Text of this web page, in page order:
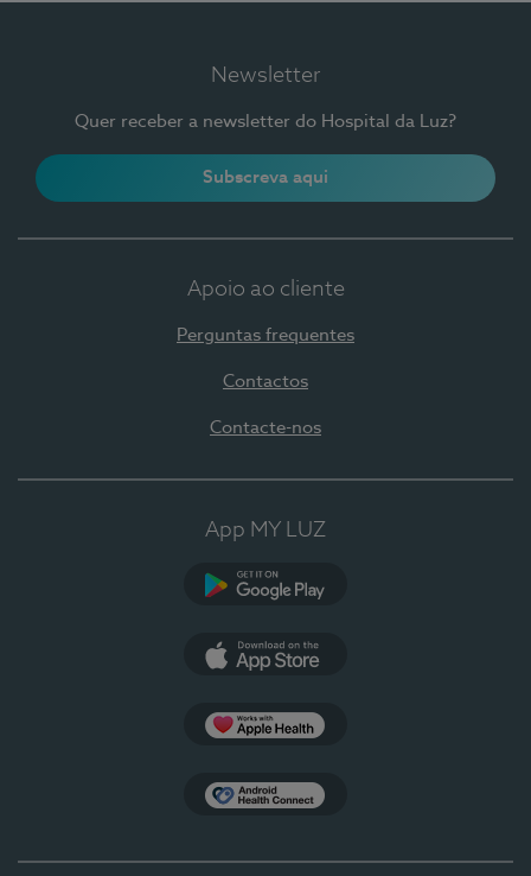
Newsletter
Quer receber a newsletter do Hospital da Luz?
Subscreva aqui
Apoio ao cliente
Perguntas frequentes
Contactos
Contacte-nos
App MY LUZ